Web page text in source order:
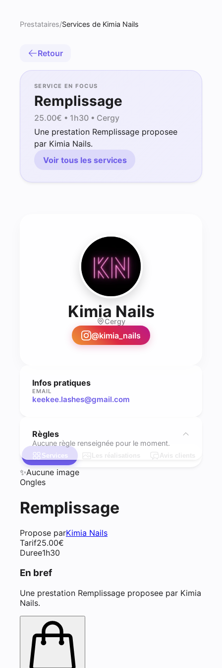
Prestataires/Services de Kimia Nails
Retour
SERVICE EN FOCUS
Remplissage
25.00€ • 1h30 • Cergy
Une prestation Remplissage proposee
par Kimia Nails.
Voir tous les services
Kimia Nails-
Cergy
@kimia_nails
Infos pratiques
EMAIL
keekee.lashes@gmail.com
Règles
Aucune règle renseignée pour le moment.
Services Les réalisations Avis clients
✨Aucune image
Ongles
Remplissage
Propose parKimia Nails
Tarif25.00€
Duree1h30
En bref
Une prestation Remplissage proposee par Kimia
Nails.